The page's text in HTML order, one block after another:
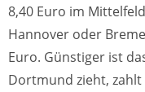
8,40 Euro im
Hannover oder
Euro. Günstiger ist
Dortmund zieht,